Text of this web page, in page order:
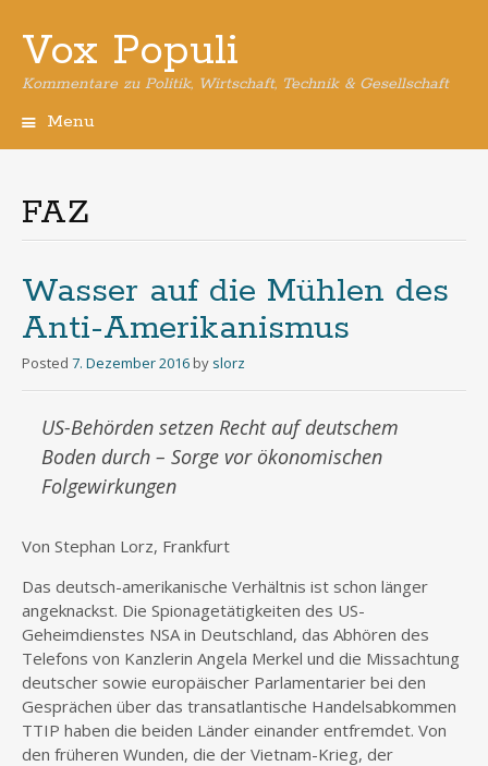
Vox Populi
Kommentare zu Politik, Wirtschaft, Technik & Gesellschaft
Menu
FAZ
Wasser auf die Mühlen des
Anti-Amerikanismus
Posted 7. Dezember 2016 by slorz
US-Behörden setzen Recht auf deutschem
Boden durch – Sorge vor ökonomischen
Folgewirkungen
Von Stephan Lorz, Frankfurt
Das deutsch-amerikanische Verhältnis ist schon länger
angeknackst. Die Spionagetätigkeiten des US-
Geheimdienstes NSA in Deutschland, das Abhören des
Telefons von Kanzlerin Angela Merkel und die Missachtung
deutscher sowie europäischer Parlamentarier bei den
Gesprächen über das transatlantische Handelsabkommen
TTIP haben die beiden Länder einander entfremdet. Von
den früheren Wunden, die der Vietnam-Krieg, der